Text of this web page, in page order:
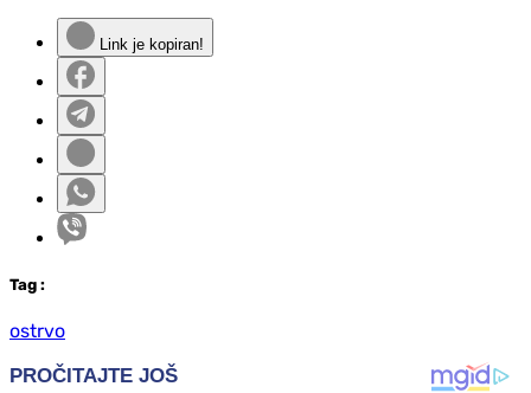
Link je kopiran!
Tag :
ostrvo